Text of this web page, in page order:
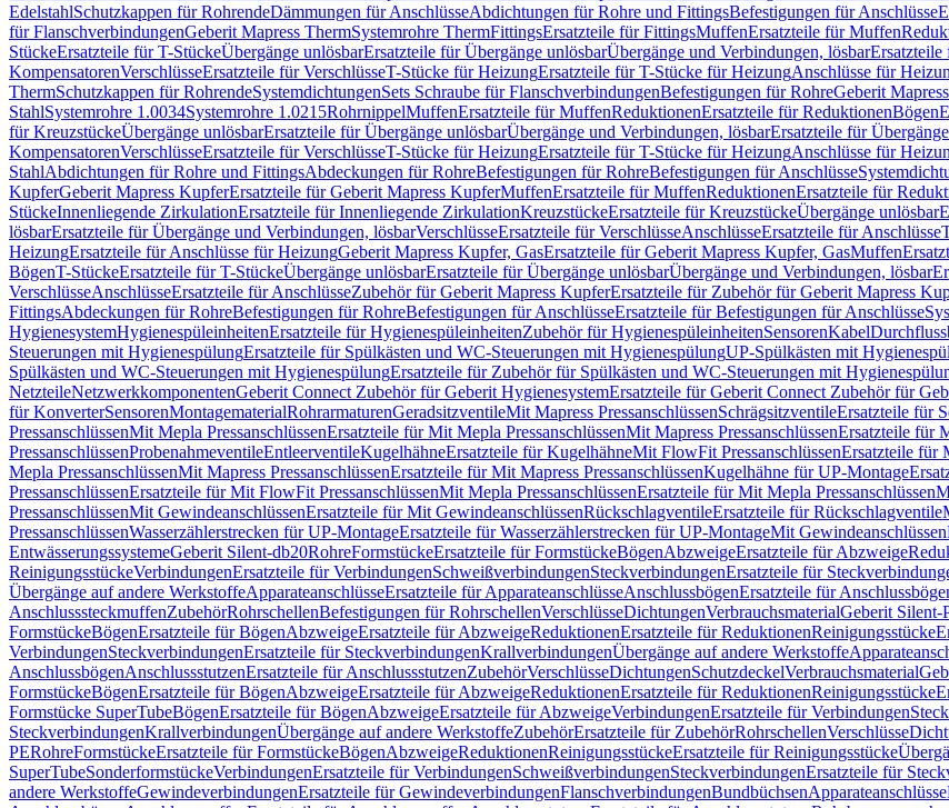
EdelstahlSchutzkappen für RohrendeDämmungen für AnschlüsseAbdichtungen für Rohre und FittingsBefestigungen für Anschlüsse
für FlanschverbindungenGeberit Mapress ThermSystemrohre ThermFittingsErsatzteile für FittingsMuffenErsatzteile für Muffen
StückeErsatzteile für T-StückeÜbergänge unlösbarErsatzteile für Übergänge unlösbarÜbergänge und Verbindungen, lösbarErsatzteile
KompensatorenVerschlüsseErsatzteile für VerschlüsseT-Stücke für HeizungErsatzteile für T-Stücke für HeizungAnschlüsse für
ThermSchutzkappen für RohrendeSystemdichtungenSets Schraube für FlanschverbindungenBefestigungen für RohreGeberit
StahlSystemrohre 1.0034Systemrohre 1.0215RohrnippelMuffenErsatzteile für MuffenReduktionenErsatzteile für ReduktionenBögen
für KreuzstückeÜbergänge unlösbarErsatzteile für Übergänge unlösbarÜbergänge und Verbindungen, lösbarErsatzteile für
KompensatorenVerschlüsseErsatzteile für VerschlüsseT-Stücke für HeizungErsatzteile für T-Stücke für HeizungAnschlüsse für
StahlAbdichtungen für Rohre und FittingsAbdeckungen für RohreBefestigungen für RohreBefestigungen für Anschlüsse
KupferGeberit Mapress KupferErsatzteile für Geberit Mapress KupferMuffenErsatzteile für MuffenReduktionenErsatzteile für
StückeInnenliegende ZirkulationErsatzteile für Innenliegende ZirkulationKreuzstückeErsatzteile für KreuzstückeÜbergänge unlösbar
lösbarErsatzteile für Übergänge und Verbindungen, lösbarVerschlüsseErsatzteile für VerschlüsseAnschlüsseErsatzteile für Anschlüsse
HeizungErsatzteile für Anschlüsse für HeizungGeberit Mapress Kupfer, GasErsatzteile für Geberit Mapress Kupfer, GasMuffen
BögenT-StückeErsatzteile für T-StückeÜbergänge unlösbarErsatzteile für Übergänge unlösbarÜbergänge und Verbindungen, lösbar
VerschlüsseAnschlüsseErsatzteile für AnschlüsseZubehör für Geberit Mapress KupferErsatzteile für Zubehör für Geberit Mapress
FittingsAbdeckungen für RohreBefestigungen für RohreBefestigungen für AnschlüsseErsatzteile für Befestigungen für Anschlüsse
HygienesystemHygienespüleinheitenErsatzteile für HygienespüleinheitenZubehör für HygienespüleinheitenSensorenKabel
Steuerungen mit HygienespülungErsatzteile für Spülkästen und WC-Steuerungen mit HygienespülungUP-Spülkästen mit
Spülkästen und WC-Steuerungen mit HygienespülungErsatzteile für Zubehör für Spülkästen und WC-Steuerungen mit
NetzteileNetzwerkkomponentenGeberit Connect Zubehör für Geberit HygienesystemErsatzteile für Geberit Connect Zubehör für
für KonverterSensorenMontagematerialRohrarmaturenGeradsitzventileMit Mapress PressanschlüssenSchrägsitzventileErsatzteile für
PressanschlüssenMit Mepla PressanschlüssenErsatzteile für Mit Mepla PressanschlüssenMit Mapress PressanschlüssenErsatzteile für
PressanschlüssenProbenahmeventileEntleerventileKugelhähneErsatzteile für KugelhähneMit FlowFit PressanschlüssenErsatzteile für
Mepla PressanschlüssenMit Mapress PressanschlüssenErsatzteile für Mit Mapress PressanschlüssenKugelhähne für UP-Montage
PressanschlüssenErsatzteile für Mit FlowFit PressanschlüssenMit Mepla PressanschlüssenErsatzteile für Mit Mepla Pressanschlüssen
PressanschlüssenMit GewindeanschlüssenErsatzteile für Mit GewindeanschlüssenRückschlagventileErsatzteile für Rückschlagventile
PressanschlüssenWasserzählerstrecken für UP-MontageErsatzteile für Wasserzählerstrecken für UP-MontageMit Gewindeanschlüssen
EntwässerungssystemeGeberit Silent-db20RohreFormstückeErsatzteile für FormstückeBögenAbzweigeErsatzteile für Abzweige
ReinigungsstückeVerbindungenErsatzteile für VerbindungenSchweißverbindungenSteckverbindungenErsatzteile für
Übergänge auf andere WerkstoffeApparateanschlüsseErsatzteile für ApparateanschlüsseAnschlussbögenErsatzteile für
AnschlusssteckmuffenZubehörRohrschellenBefestigungen für RohrschellenVerschlüsseDichtungenVerbrauchsmaterialGeberit Silent-
FormstückeBögenErsatzteile für BögenAbzweigeErsatzteile für AbzweigeReduktionenErsatzteile für ReduktionenReinigungsstücke
VerbindungenSteckverbindungenErsatzteile für SteckverbindungenKrallverbindungenÜbergänge auf andere Werkstoffe
AnschlussbögenAnschlussstutzenErsatzteile für AnschlussstutzenZubehörVerschlüsseDichtungenSchutzdeckelVerbrauchsmaterial
FormstückeBögenErsatzteile für BögenAbzweigeErsatzteile für AbzweigeReduktionenErsatzteile für ReduktionenReinigungsstücke
Formstücke SuperTubeBögenErsatzteile für BögenAbzweigeErsatzteile für AbzweigeVerbindungenErsatzteile für Verbindungen
SteckverbindungenKrallverbindungenÜbergänge auf andere WerkstoffeZubehörErsatzteile für ZubehörRohrschellenVerschlüsse
PERohreFormstückeErsatzteile für FormstückeBögenAbzweigeReduktionenReinigungsstückeErsatzteile für Reinigungsstücke
SuperTubeSonderformstückeVerbindungenErsatzteile für VerbindungenSchweißverbindungenSteckverbindungenErsatzteile für
andere WerkstoffeGewindeverbindungenErsatzteile für GewindeverbindungenFlanschverbindungenBundbüchsenApparateanschlüsse